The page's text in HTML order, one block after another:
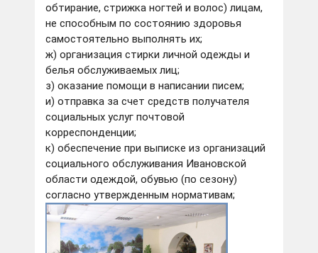
обтирание, стрижка ногтей и волос) лицам,
не способным по состоянию здоровья
самостоятельно выполнять их;
ж) организация стирки личной одежды и
белья обслуживаемых лиц;
з) оказание помощи в написании писем;
и) отправка за счет средств получателя
социальных услуг почтовой
корреспонденции;
к) обеспечение при выписке из организаций
социального обслуживания Ивановской
области одеждой, обувью (по сезону)
согласно утвержденным нормативам;